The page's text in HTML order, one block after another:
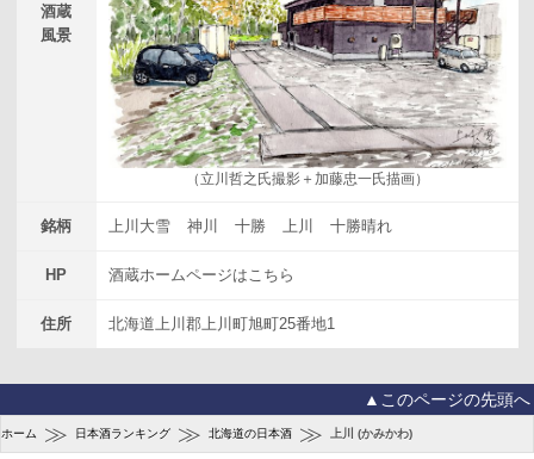
酒蔵
風景
（立川哲之氏撮影＋加藤忠一氏描画）
銘柄 上川大雪 神川 十勝 上川 十勝晴れ
HP 酒蔵ホームページはこちら
住所 北海道上川郡上川町旭町25番地1
▲このページの先頭へ
ホーム ≫ 日本酒ランキング ≫ 北海道の日本酒 ≫ 上川 (かみかわ)